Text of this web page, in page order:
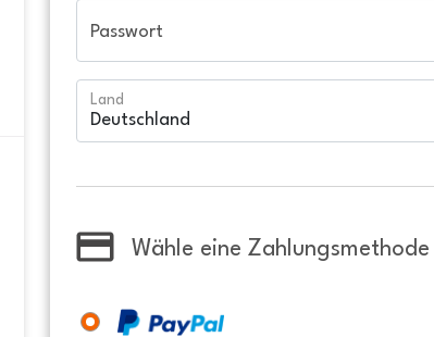
Passwort
Land
Wähle eine Zahlungsmethode